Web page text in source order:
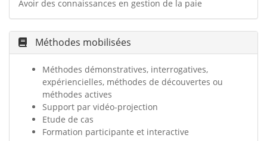
Avoir des connaissances en gestion de la paie
Méthodes mobilisées
Méthodes démonstratives, interrogatives,
expériencielles, méthodes de découvertes ou
méthodes actives
Support par vidéo-projection
Etude de cas
Formation participante et interactive